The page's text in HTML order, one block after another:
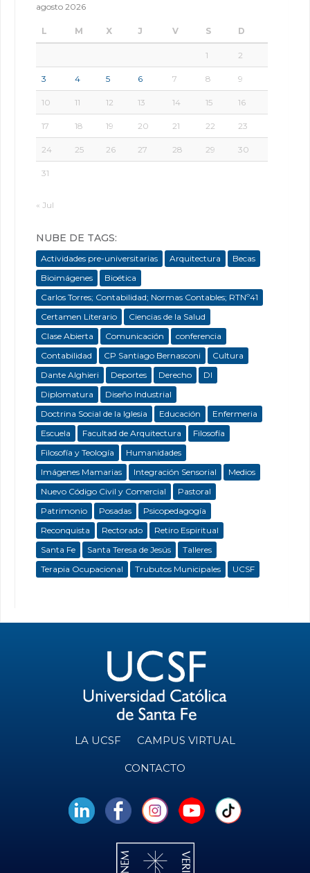
agosto 2026
L M X J V S D
1 2
3 4 5 6 7 8 9
10 11 12 13 14 15 16
17 18 19 20 21 22 23
24 25 26 27 28 29 30
31
« Jul
NUBE DE TAGS:
Actividades pre-universitarias Arquitectura
Becas
Bioimágenes
Bioética
Carlos Torres; Contabilidad; Normas Contables; RTNº41
Certamen Literario
Ciencias de la Salud
Clase Abierta
Comunicación
conferencia
Contabilidad
CP Santiago Bernasconi
Cultura
Dante Alghieri
Deportes Derecho
DI
Diplomatura
Diseño Industrial
Doctrina Social de la Iglesia
Educación
Enfermeria
Escuela
Facultad de Arquitectura
Filosofía
Filosofía y Teología
Humanidades
Imágenes Mamarias
Integración Sensorial
Medios
Nuevo Código Civil y Comercial
Pastoral
Patrimonio
Posadas
Psicopedagogía
Reconquista
Rectorado
Retiro Espiritual
Santa Fe
Santa Teresa de Jesús
Talleres
Terapia Ocupacional
Trubutos Municipales UCSF
LA UCSF CAMPUS VIRTUAL
CONTACTO